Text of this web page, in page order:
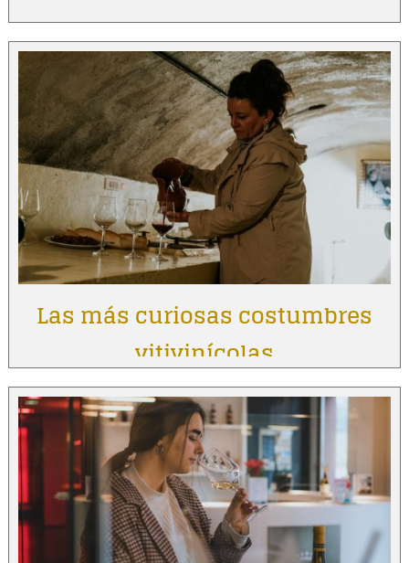
Las más curiosas costumbres
vitivinícolas